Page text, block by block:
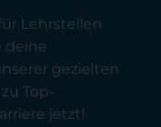
Lehrstellen
deine
gezielten
Top-
jetzt!